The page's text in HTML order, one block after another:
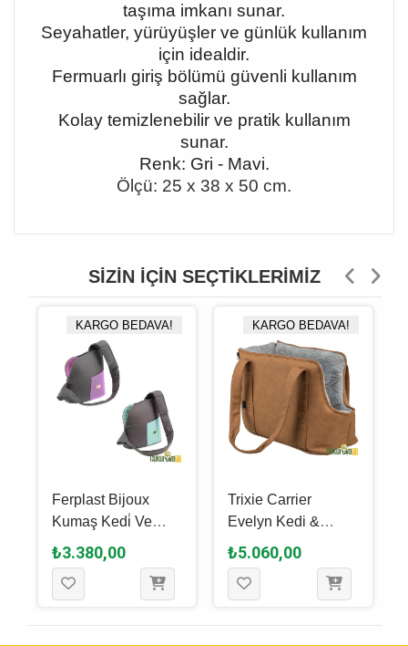
taşıma imkanı sunar.
Seyahatler, yürüyüşler ve günlük kullanım
için idealdir.
Fermuarlı giriş bölümü güvenli kullanım
sağlar.
Kolay temizlenebilir ve pratik kullanım
sunar.
Renk: Gri - Mavi.
Ölçü: 25 x 38 x 50 cm.
SIZIN İÇIN SEÇTIKLERIMIZ
KARGO BEDAVA!
Ferplast Bijoux
Kumaş Kedi̇ Ve
Küçük Irk Köpekler
İçi̇n Taşıma Çantası
₺3.380,00
KARGO BEDAVA!
Trixie Carrier
Evelyn Kedi &
Köpek Taşıma
Çantası Kahverengi
- Gri, 40 x 30 x 20
₺5.060,00